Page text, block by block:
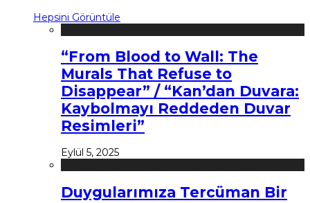
Hepsini Görüntüle
“From Blood to Wall: The
Murals That Refuse to
Disappear” / “Kan’dan Duvara:
Kaybolmayı Reddeden Duvar
Resimleri”
Eylül 5, 2025
Duygularımıza Tercüman Bir